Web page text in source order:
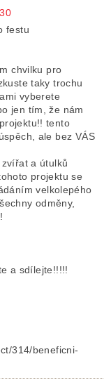
festu
chvilku pro
taky trochu
vyberete
jen tím, že nám
tento
ale bez VÁS
a útulků
projektu se
velkolepého
odměny,
a sdílejte!!!!!
314/beneficni-